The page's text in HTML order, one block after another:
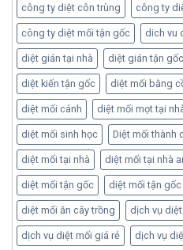
công ty diệt côn trùng công ty
công ty diệt mối tận gốc dich vu
diệt gián tại nhà diệt gián tận gốc
diệt kiến tận gốc diệt mối bằng
diệt mối cánh diệt mối mọt tại
diệt mối sinh học Diệt mối thành
diệt mối tại nhà diệt mối tại nhà
diệt mối tận gốc diệt mối tận gốc
diệt mối ăn cây trồng dịch vụ
dịch vụ diệt mối giá rẻ dịch vụ